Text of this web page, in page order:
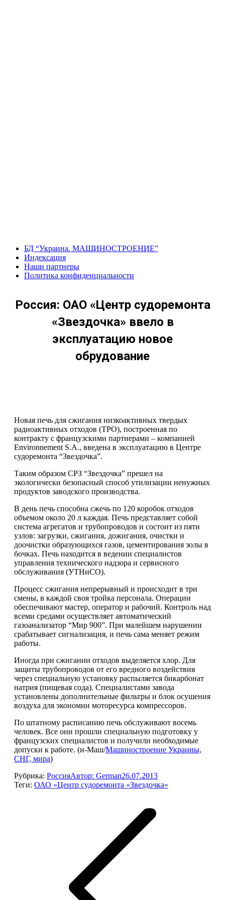
содержанию
БД “Украина. МАШИНОСТРОЕНИЕ”
Индекcация
Наши партнеры
Политика конфиденциальности
Россия: ОАО «Центр судоремонта
«Звездочка» ввело в
эксплуатацию новое
обрудование
Новая печь для сжигания низкоактивных твердых
радиоактивных отходов (ТРО), построенная по
контракту с французскими партнерами – компанией
Environnement S.A., введена в эксплуатацию в Центре
судоремонта “Звездочка”.
Таким образом СРЗ “Звездочка” прешел на
экологически безопасный способ утилизации ненужных
продуктов заводского производства.
В день печь способна сжечь по 120 коробок отходов
объемом около 20 л каждая. Печь представляет собой
система агрегатов и трубопроводов и состоит из пяти
узлов: загрузки, сжигания, дожигания, очистки и
доочистки образующихся газов, цементирования золы в
бочках. Печь находится в ведении специалистов
управления технического надзора и сервисного
обслуживания (УТНиСО).
Процесс сжигания непрерывный и происходит в три
смены, в каждой своя тройка персонала. Операции
обеспечивают мастер, оператор и рабочий. Контроль над
всеми средами осуществляет автоматический
газоанализатор “Мир 900”. При малейшем нарушении
срабатывает сигнализация, и печь сама меняет режим
работы.
Иногда при сжигании отходов выделяется хлор. Для
защиты трубопроводов от его вредного воздействия
через специальную установку распыляется бикарбонат
натрия (пищевая сода). Специалистами завода
установлены дополнительные фильтры и блок осушения
воздуха для экономии моторесурса компрессоров.
По штатному расписанию печь обслуживают восемь
человек. Все они прошли специальную подготовку у
французских специалистов и получили необходимые
допуски к работе. (и-Маш/Машиностроение Украины,
СНГ, мира)
Рубрика: РоссияАвтор: German26.07.2013
Теги: ОАО «Центр судоремонта «Звездочка»